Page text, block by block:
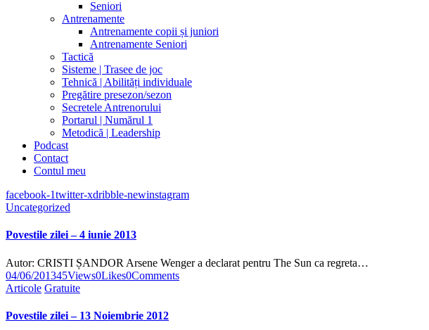
Seniori
Antrenamente
Antrenamente copii și juniori
Antrenamente Seniori
Tactică
Sisteme | Trasee de joc
Tehnică | Abilități individuale
Pregătire presezon/sezon
Secretele Antrenorului
Portarul | Numărul 1
Metodică | Leadership
Podcast
Contact
Contul meu
facebook-1twitter-xdribble-newinstagram
Uncategorized
Povestile zilei – 4 iunie 2013
Autor: CRISTI ȘANDOR Arsene Wenger a declarat pentru The Sun ca regreta…
04/06/201345Views0Likes0Comments
Articole Gratuite
Povestile zilei – 13 Noiembrie 2012